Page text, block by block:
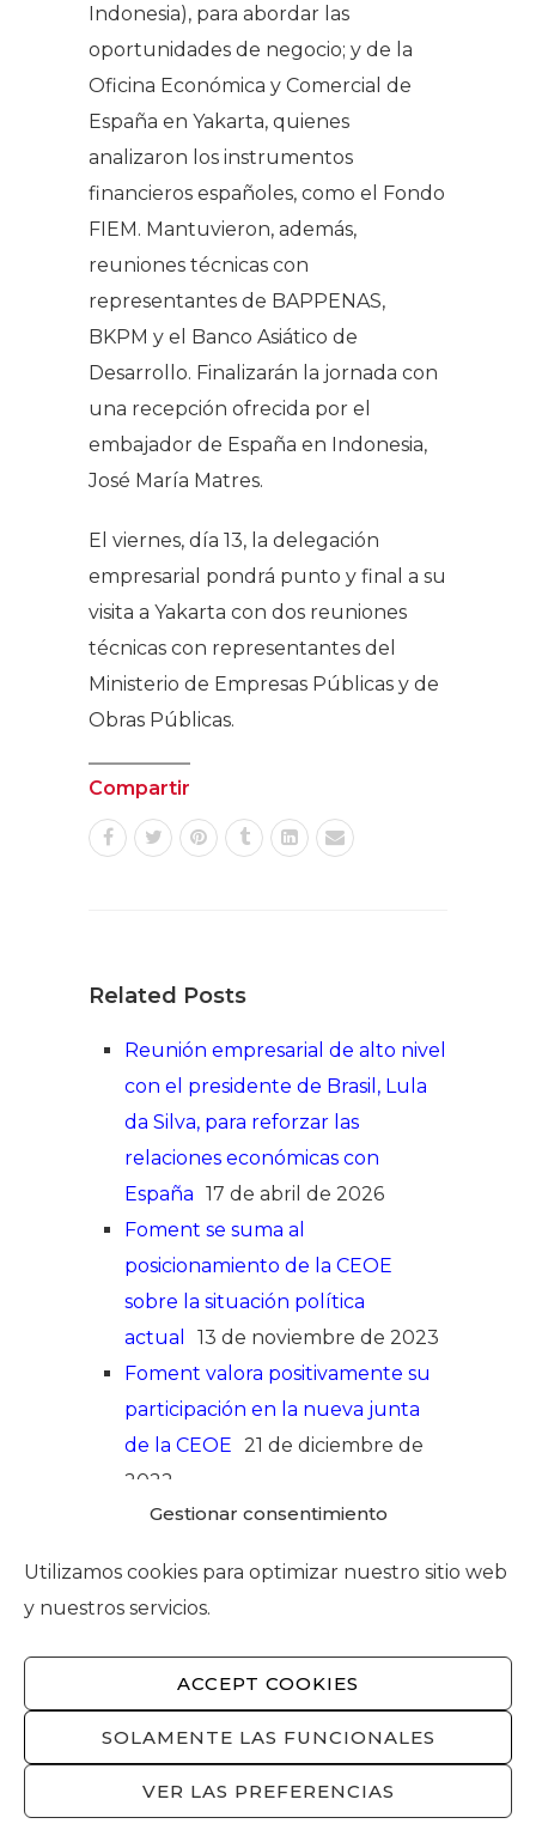
Gestionar consentimiento
Utilizamos cookies para optimizar nuestro sitio web
y nuestros servicios.
ACCEPT COOKIES
SOLAMENTE LAS FUNCIONALES
VER LAS PREFERENCIAS
Indonesia), para abordar las
oportunidades de negocio; y de la
Oficina Económica y Comercial de
España en Yakarta, quienes
analizaron los instrumentos
financieros españoles, como el Fondo
FIEM. Mantuvieron, además,
reuniones técnicas con
representantes de BAPPENAS,
BKPM y el Banco Asiático de
Desarrollo. Finalizarán la jornada con
una recepción ofrecida por el
embajador de España en Indonesia,
José María Matres.
El viernes, día 13, la delegación
empresarial pondrá punto y final a su
visita a Yakarta con dos reuniones
técnicas con representantes del
Ministerio de Empresas Públicas y de
Obras Públicas.
Compartir
Related Posts
Reunión empresarial de alto nivel
con el presidente de Brasil, Lula
da Silva, para reforzar las
relaciones económicas con
España 17 de abril de 2026
Foment se suma al
posicionamiento de la CEOE
sobre la situación política
actual
13 de noviembre de 2023
Foment valora positivamente su
participación en la nueva junta
de la CEOE 21 de diciembre de
2022
Foment del Treball apoya a la
la presidencia de la CEOE
Recibir nuestras noticias